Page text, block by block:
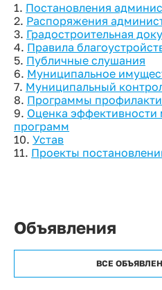
1. Постановления
2. Распоряжения
3. Градостроительная
4. Правила
5. Публичные слушания
6. Муниципальное
7. Муниципальный
8. Программы
9. Оценка
программ
10. Устав
11. Проекты
Объявления
ВСЕ